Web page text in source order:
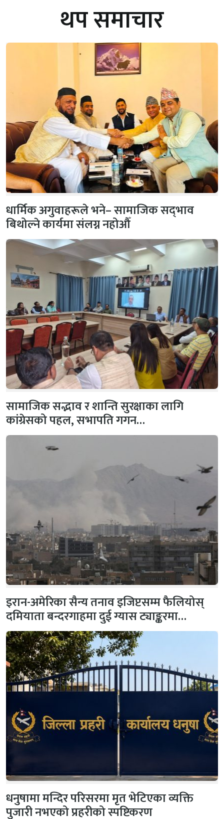
थप समाचार
धार्मिक अगुवाहरूले भने– सामाजिक सद्‌भाव
बिथोल्ने कार्यमा संलग्न नहोऔँ
सामाजिक सद्भाव र शान्ति सुरक्षाका लागि
कांग्रेसको पहल, सभापति गगन…
इरान-अमेरिका सैन्य तनाव इजिप्टसम्म फैलियोस्
दमियाता बन्दरगाहमा दुई ग्यास ट्याङ्करमा…
धनुषामा मन्दिर परिसरमा मृत भेटिएका व्यक्ति
पुजारी नभएको प्रहरीको स्पष्टिकरण